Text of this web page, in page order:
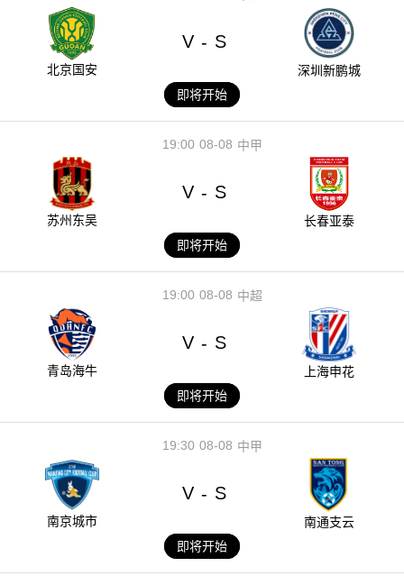
北京国安
V - S
深圳新鹏城
即将开始
08-08
19:00 中甲
苏州东吴
V - S
长春亚泰
即将开始
08-08
19:00 中超
青岛海牛
V - S
上海申花
即将开始
08-08
19:30 中甲
南京城市
V - S
南通支云
即将开始